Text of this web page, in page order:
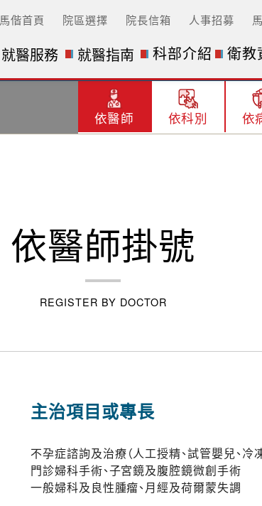
馬偕首頁 院區選擇 院長信箱 人事招募
就醫服務 就醫指南 科部介紹 衛教
依醫師 依科別 依
依醫師掛號
REGISTER BY DOCTOR
主治項目或專長
不孕症諮詢及治療（人工授精、試管嬰兒、冷
門診婦科手術、子宮鏡及腹腔鏡微創手術
一般婦科及良性腫瘤、月經及荷爾蒙失調